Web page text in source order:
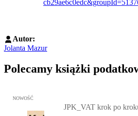
Autor:
Jolanta Mazur
Polecamy książki
Przejdź do: JPK_VAT krok po kroku
NOWOŚĆ
JPK_VAT krok po